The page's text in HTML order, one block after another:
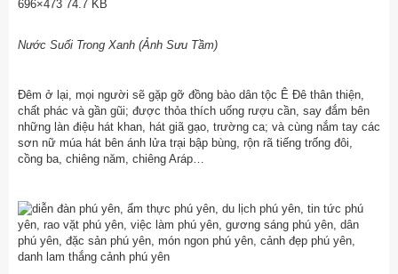
696×473 74.7 KB
Nước Suối Trong Xanh (Ảnh Sưu Tầm)
Đêm ở lại, mọi người sẽ gặp gỡ đồng bào dân tộc Ê Đê thân thiện,
chất phác và gần gũi; được thỏa thích uống rượu cần, say đắm bên
những làn điệu hát khan, hát giã gạo, trường ca; và cùng nắm tay các
sơn nữ múa hát bên ánh lửa trại bập bùng, rộn rã tiếng trống đôi,
cồng ba, chiêng năm, chiêng Aráp…